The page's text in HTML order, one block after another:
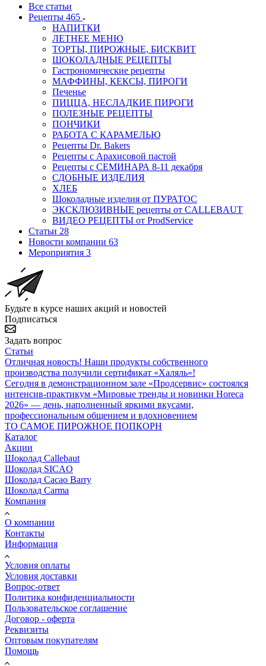
Все статьи
Рецепты 465
НАПИТКИ
ЛЕТНЕЕ МЕНЮ
ТОРТЫ, ПИРОЖНЫЕ, БИСКВИТ
ШОКОЛАДНЫЕ РЕЦЕПТЫ
Гастрономические рецепты
МАФФИНЫ, КЕКСЫ, ПИРОГИ
Печенье
ПИЦЦА, НЕСЛАДКИЕ ПИРОГИ
ПОЛЕЗНЫЕ РЕЦЕПТЫ
ПОНЧИКИ
РАБОТА С КАРАМЕЛЬЮ
Рецепты Dr. Bakers
Рецепты с Арахисовой пастой
Рецепты с СЕМИНАРА 8-11 декабря
СДОБНЫЕ ИЗДЕЛИЯ
ХЛЕБ
Шоколадные изделия от ПУРАТОС
ЭКСКЛЮЗИВНЫЕ рецепты от CALLEBAUT
ВИДЕО РЕЦЕПТЫ от ProdService
Статьи 28
Новости компании 63
Мероприятия 3
Будьте в курсе наших акций и новостей
Подписаться
Задать вопрос
Статьи
Отличная новость! Наши продукты собственного
производства получили сертификат «Халяль»!
Сегодня в демонстрационном зале «Продсервис» состоялся
интенсив-практикум «Мировые тренды и новинки Horeca
2026» — день, наполненный яркими вкусами,
профессиональным общением и вдохновением
ТО САМОЕ ПИРОЖНОЕ ПОПКОРН
Каталог
Акции
Шоколад Callebaut
Шоколад SICAO
Шоколад Cacao Barry
Шоколад Carma
Компания
О компании
Контакты
Информация
Условия оплаты
Условия доставки
Вопрос-ответ
Политика конфиденциальности
Пользовательское соглашение
Договор - оферта
Реквизиты
Оптовым покупателям
Помощь